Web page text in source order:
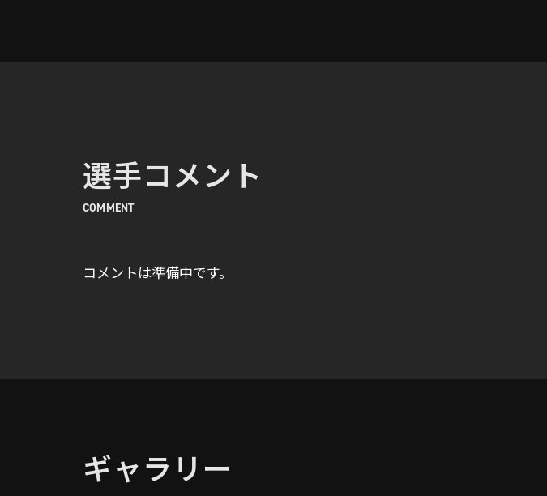
選手コメント
COMMENT
コメントは準備中です。
ギャラリー